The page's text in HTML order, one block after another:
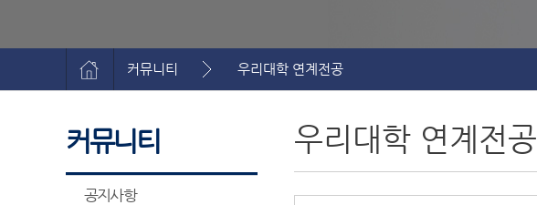
커뮤니티 우리대학 연계전공
커뮤니티
공지사항
우리대학 연계전공